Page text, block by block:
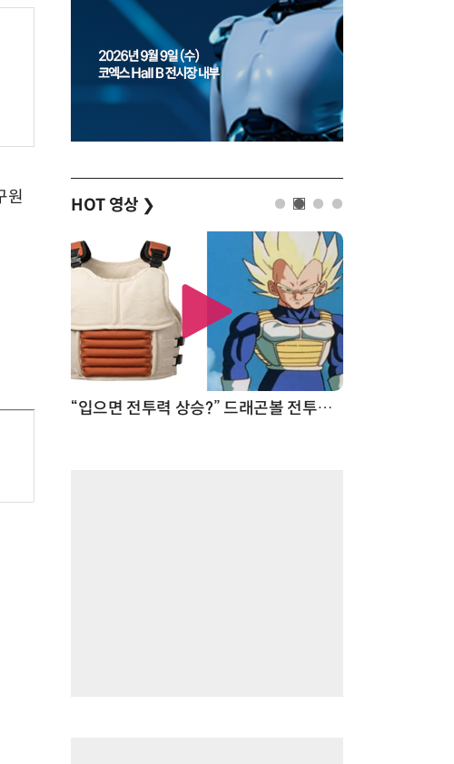
원
HOT 영상 ❯
진정한 우정?…친구 구하려다 둘 다 의자 틈에 목이 낀 순간 “입으면 전투력 상승?” 드래곤볼 전투복 닮은 중량조끼